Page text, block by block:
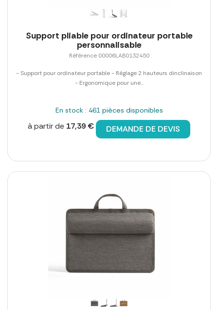
Support pliable pour ordinateur portable
personnalisable
Référence 00006LAB0132450
- Support pour ordinateur portable - Réglage 2 hauteurs dinclinaison
- Ergonomique pour une...
En stock : 461 pièces disponibles
à partir de 17,39 € DEMANDE DE DEVIS